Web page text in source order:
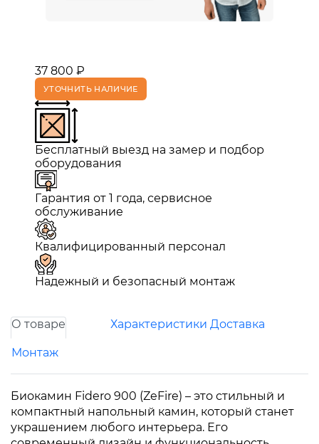
37 800 ₽
УТОЧНИТЬ НАЛИЧИЕ
Бесплатный выезд на замер и подбор
оборудования
Гарантия от 1 года, сервисное
обслуживание
Квалифицированный персонал
Надежный и безопасный монтаж
О товаре Характеристики Доставка
Монтаж
Биокамин Fidero 900 (ZeFire) – это стильный и
компактный напольный камин, который станет
украшением любого интерьера. Его